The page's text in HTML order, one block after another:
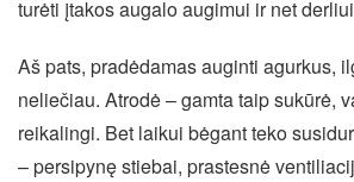
turėti įtakos augalo augimui ir net
Aš pats, pradėdamas auginti agurkus,
neliečiau. Atrodė – gamta taip sukūrė,
reikalingi. Bet laikui bėgant teko
– persipynę stiebai, prastesnė